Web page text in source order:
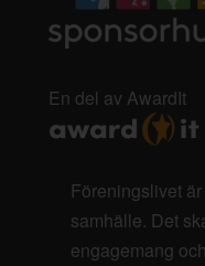
En del av AwardIt
Föreningslivet
samhälle. Det
engagemang